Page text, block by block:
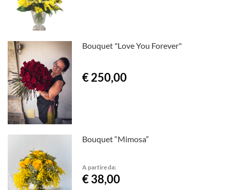
Bouquet "Love You Forever"
€ 250,00
Bouquet “Mimosa”
A partire da:
€ 38,00